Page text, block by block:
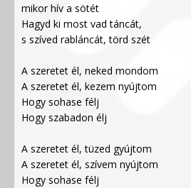
mikor hív a sötét
Hagyd ki most vad táncát,
s szíved rabláncát, törd szét
A szeretet él, neked mondom
A szeretet él, kezem nyújtom
Hogy sohase félj
Hogy szabadon élj
A szeretet él, tüzed gyújtom
A szeretet él, szívem nyújtom
Hogy sohase félj